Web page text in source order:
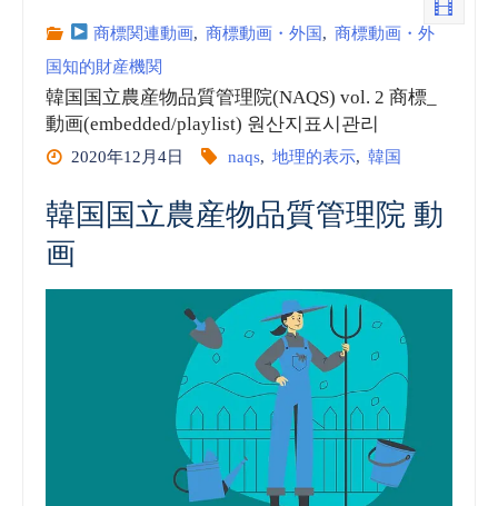
_
動
立
農
産
品
(NAQS)
商標関連動画, 商標動画・外国, 商標動画・外
国知的財産機関
韓国国立農産物品質管理院(NAQS) vol. 2 商標_
動画(embedded/playlist) 원산지표시관리
2020年12月4日 naqs, 地理的表示, 韓国
韓国国立農産物品質管理院 動
画